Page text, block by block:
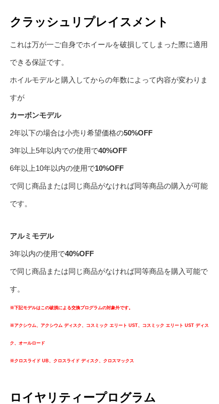
クラッシュリプレイスメント
これは万が一ご自身でホイールを破損してしまった際に適用
できる保証です。
ホイルモデルと購入してからの年数によって内容が変わりま
すが
カーボンモデル
2年以下の場合は小売り希望価格の50%OFF
3年以上5年以内での使用で40%OFF
6年以上10年以内の使用で10%OFF
で同じ商品または同じ商品がなければ同等商品の購入が可能
です。
アルミモデル
3年以内の使用で40%OFF
で同じ商品または同じ商品がなければ同等商品を購入可能で
す。
※下記モデルはこの破損による交換プログラムの対象外です。
※アクシウム、アクシウム ディスク、コスミック エリート UST、コスミック エリート UST ディス
ク、オールロード
※クロスライド UB、クロスライド ディスク、クロスマックス
ロイヤリティープログラム